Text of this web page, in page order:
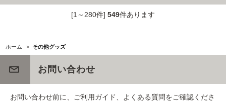
[1～280件] 549件あります
ホーム > その他グッズ
お問い合わせ
お問い合わせ前に、ご利用ガイド、よくある質問をご確認くださ